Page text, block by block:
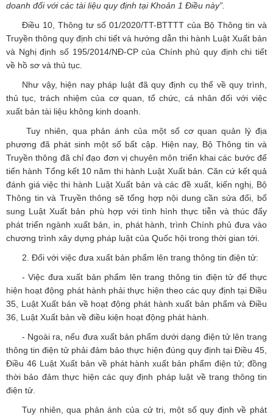
doanh đối với các tài liệu quy định tại Khoản 1 Điều này”.
Điều 10, Thông tư số 01/2020/TT-BTTTT của Bộ Thông tin và
Truyền thông quy định chi tiết và hướng dẫn thi hành Luật Xuất bản
và Nghị định số 195/2014/NĐ-CP của Chính phủ quy định chi tiết
về hồ sơ và thủ tục.
Như vậy, hiện nay pháp luật đã quy định cụ thể về quy trình,
thủ tục, trách nhiệm của cơ quan, tổ chức, cá nhân đối với việc
xuất bản tài liệu không kinh doanh.
Tuy nhiên, qua phản ánh của một số cơ quan quản lý địa
phương đã phát sinh một số bất cập. Hiện nay, Bộ Thông tin và
Truyền thông đã chỉ đạo đơn vị chuyên môn triển khai các bước để
tiến hành Tổng kết 10 năm thi hành Luật Xuất bản. Căn cứ kết quả
đánh giá việc thi hành Luật Xuất bản và các đề xuất, kiến nghị, Bộ
Thông tin và Truyền thông sẽ tổng hợp nội dung cần sửa đổi, bổ
sung Luật Xuất bản phù hợp với tình hình thực tiễn và thúc đẩy
phát triển ngành xuất bản, in, phát hành, trình Chính phủ đưa vào
chương trình xây dựng pháp luật của Quốc hội trong thời gian tới.
2. Đối với việc đưa xuất bản phẩm lên trang thông tin điện tử:
- Việc đưa xuất bản phẩm lên trang thông tin điện tử để thực
hiện hoạt động phát hành phải thực hiện theo các quy định tại Điều
35, Luật Xuất bản về hoạt động phát hành xuất bản phẩm và Điều
36, Luật Xuất bản về điều kiện hoạt động phát hành.
- Ngoài ra, nếu đưa xuất bản phẩm dưới dạng điện tử lên trang
thông tin điện tử phải đảm bảo thực hiện đúng quy định tại Điều 45,
Điều 46 Luật Xuất bản về phát hành xuất bản phẩm điện tử; đồng
thời bảo đảm thực hiện các quy định pháp luật về trang thông tin
điện tử.
Tuy nhiên, qua phản ánh của cử tri, một số quy định về phát